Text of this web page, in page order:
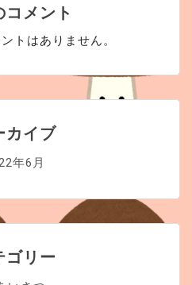
コメント
トはありません。
カイブ
年6月
ゴリー